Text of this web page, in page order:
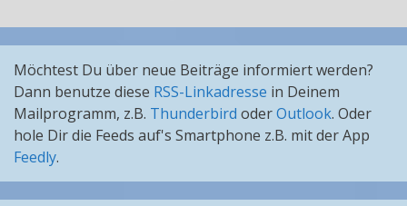
Möchtest Du über neue Beiträge informiert werden?
Dann benutze diese RSS-Linkadresse in Deinem
Mailprogramm, z.B. Thunderbird oderOutlook. Oder
hole Dir die Feeds auf's Smartphone z.B. mit der App
Feedly.